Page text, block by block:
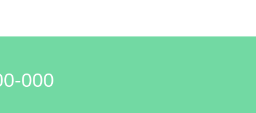
000